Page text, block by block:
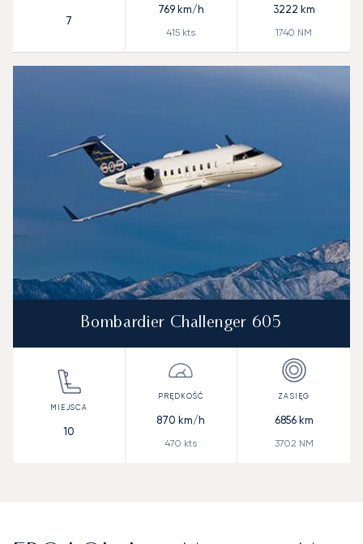
7
769km/h
415 kts
3222 km
1740 NM
Bombardier Challenger 605
10
870 km/h
470 kts
6856km
3702 NM